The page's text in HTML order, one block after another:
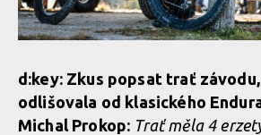
d:key: Zkus popsat trať závodu,
odlišovala od klasického
Michal Prokop: Trať měla 4